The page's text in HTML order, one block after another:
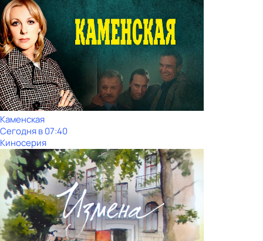
Каменская
Сегодня в 07:40
Киносерия